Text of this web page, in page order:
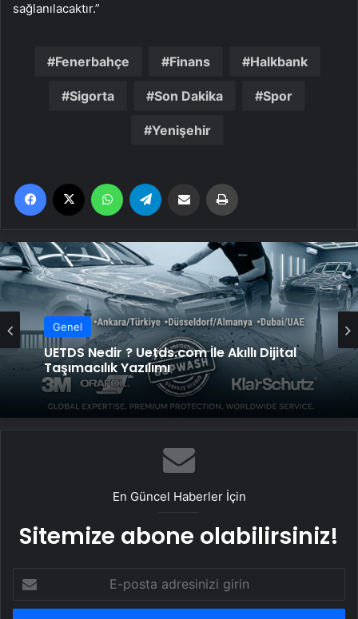
sağlanılacaktır.”
Fenerbahçe Finans Halkbank
Sigorta Son Dakika Spor
Yenişehir
Facebook WhatsApp Email'den paylaş
Genel
UETDS Nedir ? Uetds.com İle Akıllı Dijital
Taşımacılık Yazılımı
En Güncel Haberler İçin
Sitemize abone olabilirsiniz!
posta
adresinizi